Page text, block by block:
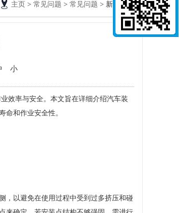
主页 > 常见问题 > 常见问题 > 新闻详情
小
效率与安全。本文旨在详细介绍汽车装
命和作业安全性。
，以避免在使用过程中受到过多挤压和碰